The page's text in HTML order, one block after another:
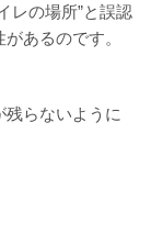
レの場所”と誤認
あるのです。
らないように